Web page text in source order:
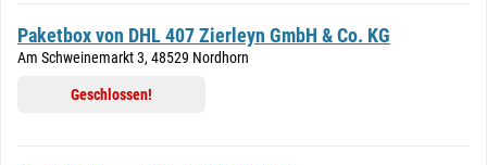
Paketbox von DHL 407 Zierleyn GmbH & Co. KG
Am Schweinemarkt 3, 48529 Nordhorn
Geschlossen!